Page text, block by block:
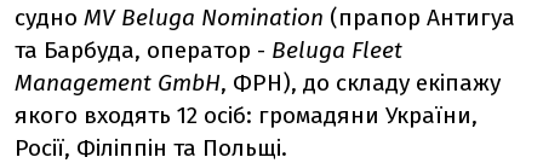
судно MV Beluga Nomination (прапор Антигуа
та Барбуда, оператор - Beluga Fleet
Management GmbH, ФРН), до складу екіпажу
якого входять 12 осіб: громадяни України,
Росії, Філіппін та Польщі.